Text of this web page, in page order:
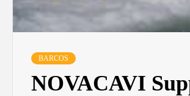
BARCOS
NOVACAVI